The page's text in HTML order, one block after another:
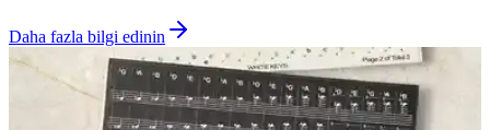
Daha fazla bilgi edinin